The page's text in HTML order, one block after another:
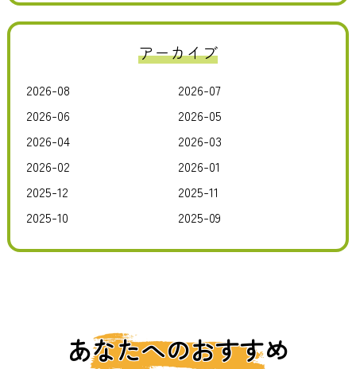
アーカイブ
2026-08
2026-07
2026-06
2026-05
2026-04
2026-03
2026-02
2026-01
2025-12
2025-11
2025-10
2025-09
あなたへのおすすめ